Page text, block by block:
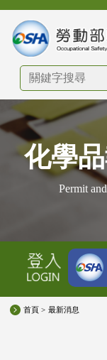
化學
Permit
首頁 > 最新消息